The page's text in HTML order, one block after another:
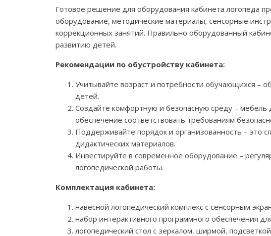
Готовое решение для оборудования кабинета логопеда
оборудование, методические материалы, сенсорные
коррекционных занятий. Правильно оборудованный
развитию детей.
Рекомендации по обустройству кабинета:
Учитывайте возраст и потребности обучающихся –
детей.
Создайте комфортную и безопасную среду – мебель
обеспечение соответствовать требованиям
Поддерживайте порядок и организованность – это
дидактических материалов.
Инвестируйте в современное оборудование –
логопедической работы.
Комплектация кабинета:
навесной логопедический комплекс с сенсорным
набор интерактивного программного обеспечения
логопедический стол с зеркалом, ширмой, подсветкой